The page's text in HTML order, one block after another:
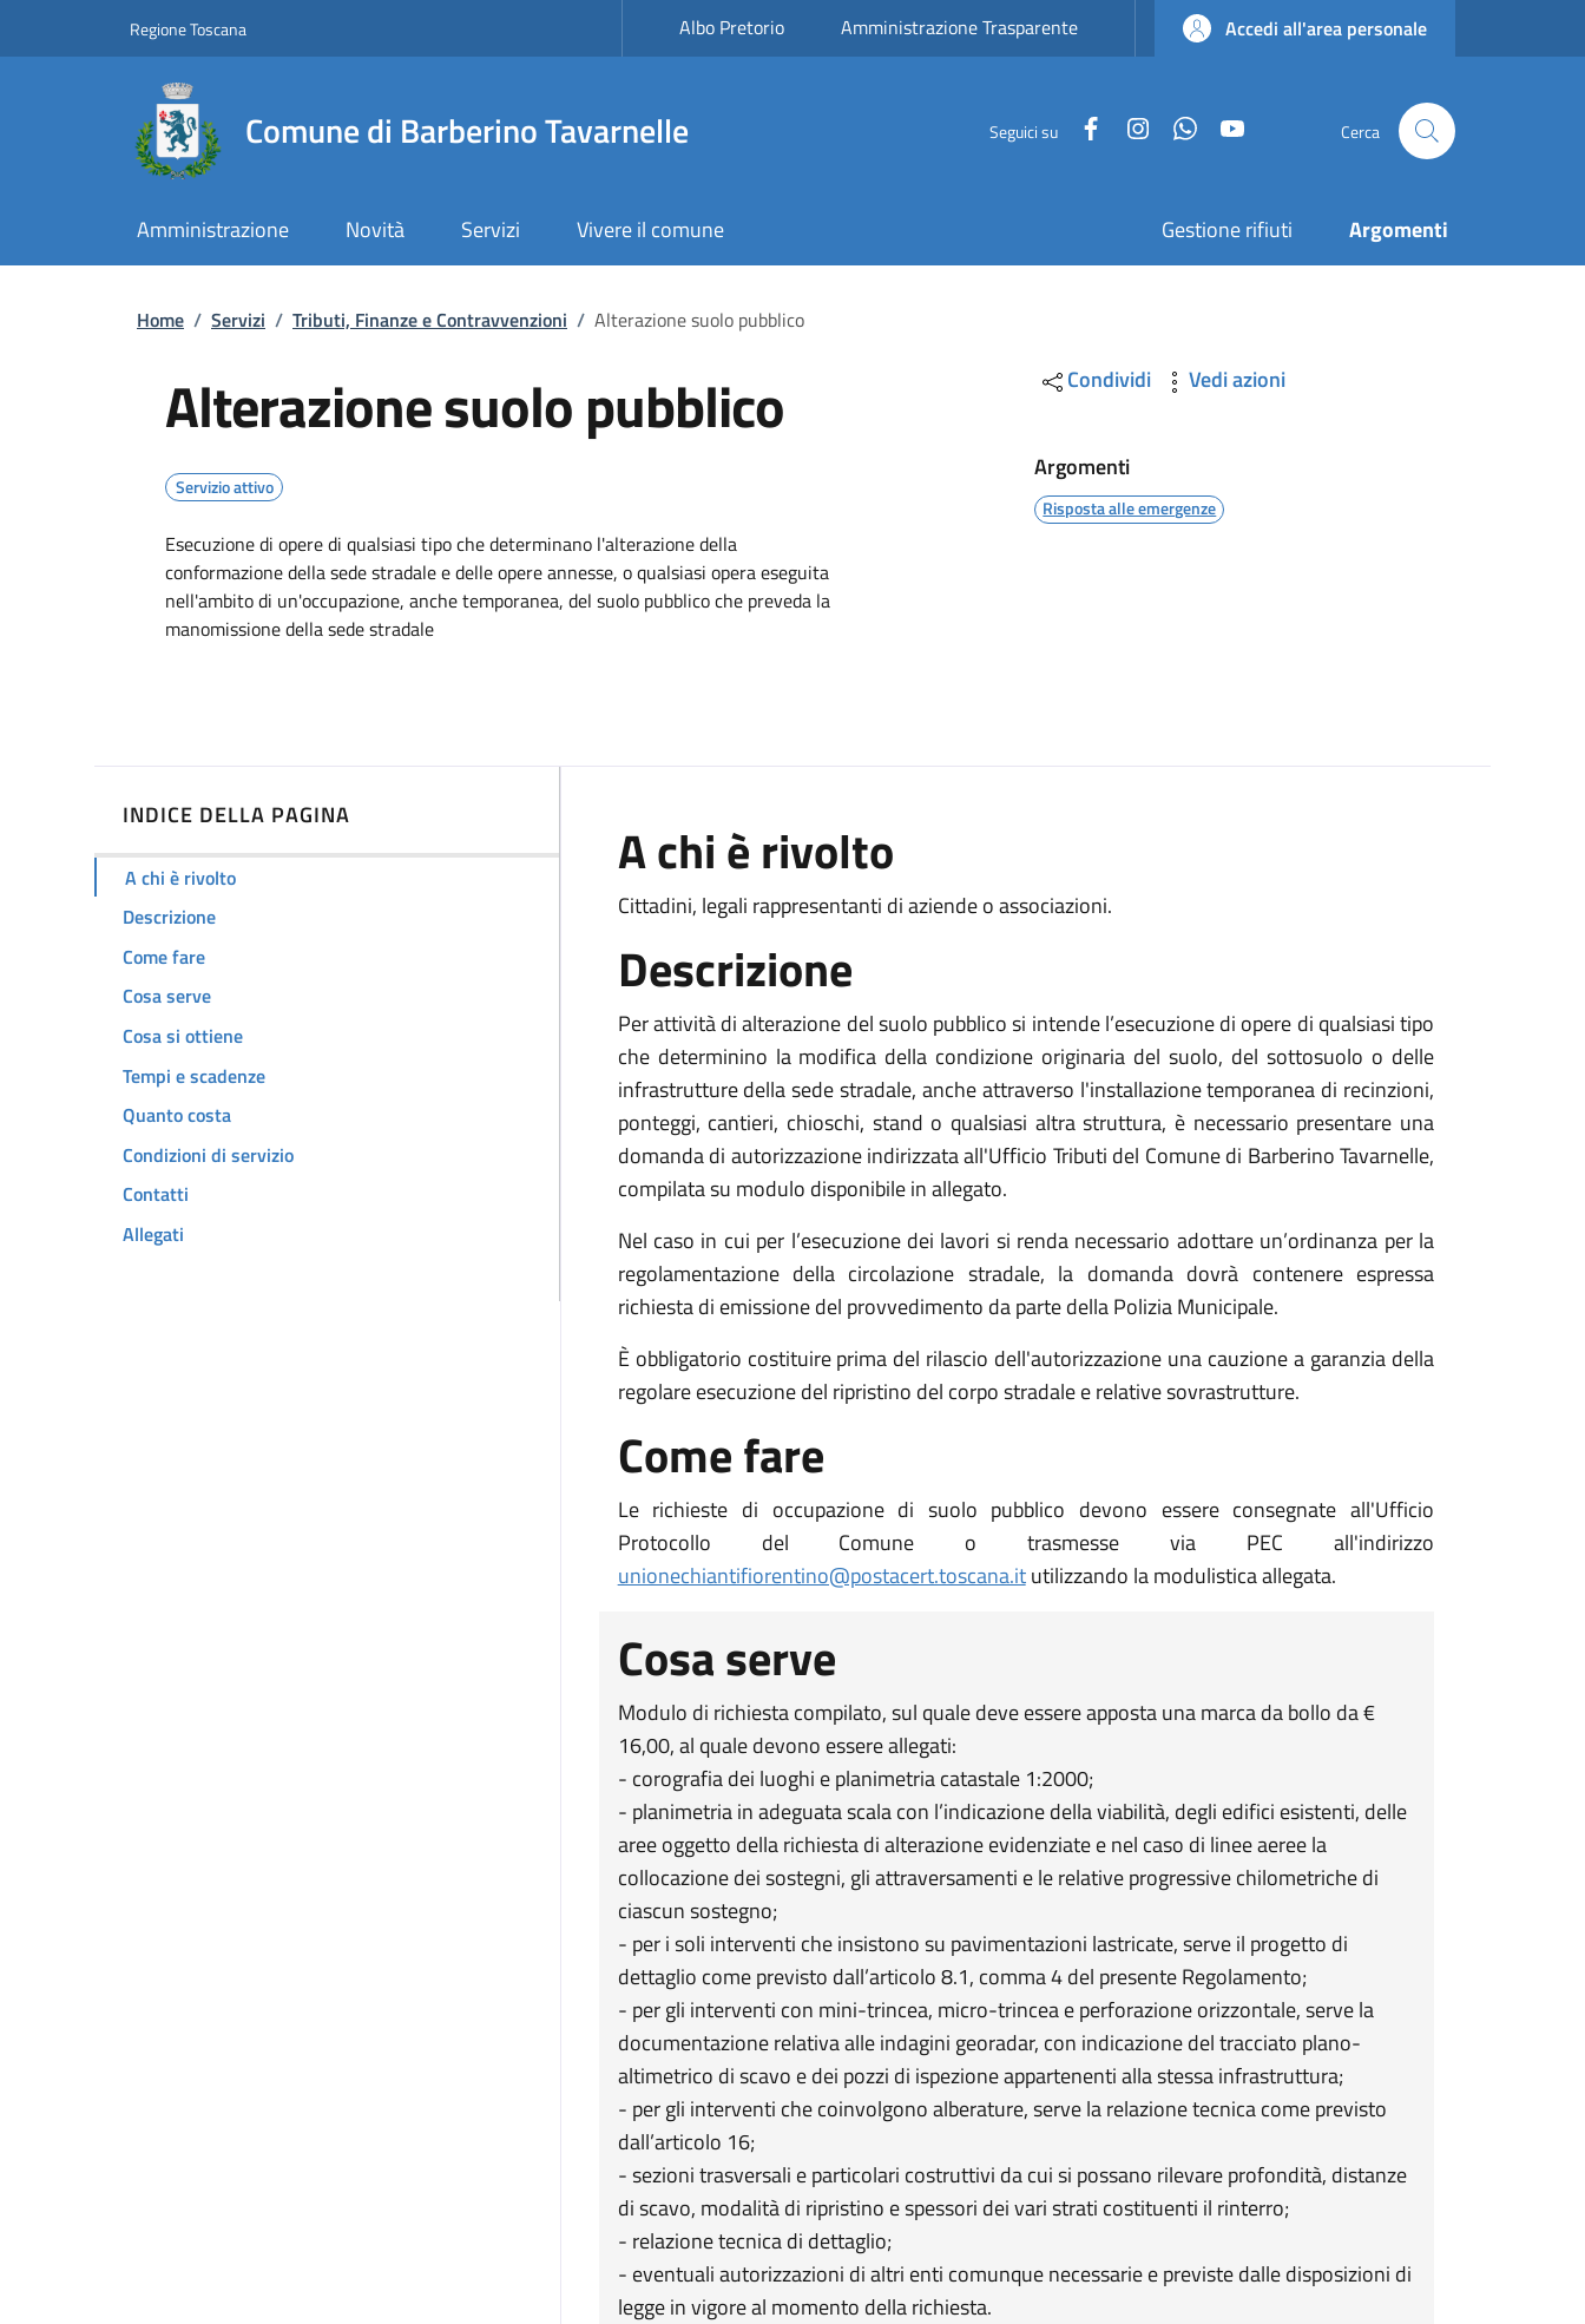
Regione ToscanaSlim top Albo Pretorio Amministrazione Trasparente Accedi all'area personale
Comune di Barberino Tavarnelle Seguici su FacebookInstagramWhatsApp Cerca
Amministrazione Novità Servizi Vivere il comune Gestione rifiuti Argomenti
Briciole di pane
Home / Servizi / Tributi, Finanze e Contravvenzioni / Alterazione suolo pubblico
Alterazione suolo pubblico
Servizio attivo
Dettagli
Esecuzione di opere di qualsiasi tipo che determinano l'alterazione della
conformazione della sede stradale e delle opere annesse, o qualsiasi opera eseguita
nell'ambito di un'occupazione, anche temporanea, del suolo pubblico che preveda la
manomissione della sede stradale
Condividi Vedi azioni
Argomenti
Risposta alle emergenze
INDICE DELLA PAGINA
A chi è rivolto
Descrizione
Come fare
Cosa serve
Cosa si ottiene
Tempi e scadenze
Quanto costa
Condizioni di servizio
Contatti
Allegati
A chi è rivolto
Cittadini, legali rappresentanti di aziende o associazioni.
Descrizione
Per attività di alterazione del suolo pubblico si intende l’esecuzione di opere di qualsiasi tipo
che determinino la modifica della condizione originaria del suolo, del sottosuolo o delle
infrastrutture della sede stradale, anche attraverso l'installazione temporanea di recinzioni,
ponteggi, cantieri, chioschi, stand o qualsiasi altra struttura, è necessario presentare una
domanda di autorizzazione indirizzata all'Ufficio Tributi del Comune di Barberino Tavarnelle,
compilata su modulo disponibile in allegato.
Nel caso in cui per l’esecuzione dei lavori si renda necessario adottare un’ordinanza per la
regolamentazione della circolazione stradale, la domanda dovrà contenere espressa
richiesta di emissione del provvedimento da parte della Polizia Municipale.
È obbligatorio costituire prima del rilascio dell'autorizzazione una cauzione a garanzia della
regolare esecuzione del ripristino del corpo stradale e relative sovrastrutture.
Come fare
Le richieste di occupazione di suolo pubblico devono essere consegnate all'Ufficio
Protocollo del Comune o trasmesse via PEC all'indirizzo
unionechiantifiorentino@postacert.toscana.itutilizzando la modulistica allegata.
Cosa serve
Modulo di richiesta compilato, sul quale deve essere apposta una marca da bollo da €
16,00, al quale devono essere allegati:
- corografia dei luoghi e planimetria catastale 1:2000;
- planimetria in adeguata scala con l’indicazione della viabilità, degli edifici esistenti, delle
aree oggetto della richiesta di alterazione evidenziate e nel caso di linee aeree la
collocazione dei sostegni, gli attraversamenti e le relative progressive chilometriche di
ciascun sostegno;
- per i soli interventi che insistono su pavimentazioni lastricate, serve il progetto di
dettaglio come previsto dall’articolo 8.1, comma 4 del presente Regolamento;
- per gli interventi con mini-trincea, micro-trincea e perforazione orizzontale, serve la
documentazione relativa alle indagini georadar, con indicazione del tracciato plano-
altimetrico di scavo e dei pozzi di ispezione appartenenti alla stessa infrastruttura;
- per gli interventi che coinvolgono alberature, serve la relazione tecnica come previsto
dall’articolo 16;
- sezioni trasversali e particolari costruttivi da cui si possano rilevare profondità, distanze
di scavo, modalità di ripristino e spessori dei vari strati costituenti il rinterro;
- relazione tecnica di dettaglio;
- eventuali autorizzazioni di altri enti comunque necessarie e previste dalle disposizioni di
legge in vigore al momento della richiesta.